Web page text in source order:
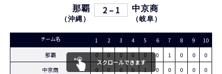
那覇
（沖縄 ）
2 – 1 中京商
（岐阜 ）
スクロールできます
チーム名 1 2 3 4 5 6 7 8 9 10
那覇 0 0 0 0 0 0 1 0 0 0
中京商
0 0 0 0 1 0 0 0 0 0